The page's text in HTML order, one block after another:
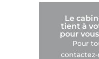
Le
tient à
pour
Pour
contactez-